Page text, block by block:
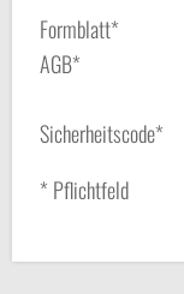
Formblatt*
AGB*
Sicherheitscode*
* Pflichtfeld